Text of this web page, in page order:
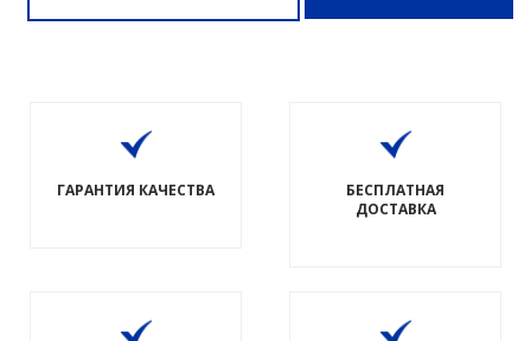
ГАРАНТИЯ КАЧЕСТВА
БЕСПЛАТНАЯ
ДОСТАВКА